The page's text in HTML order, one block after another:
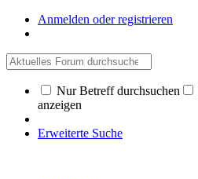
Anmelden oder registrieren
Nur Betreff durchsuchen
anzeigen
Erweiterte Suche